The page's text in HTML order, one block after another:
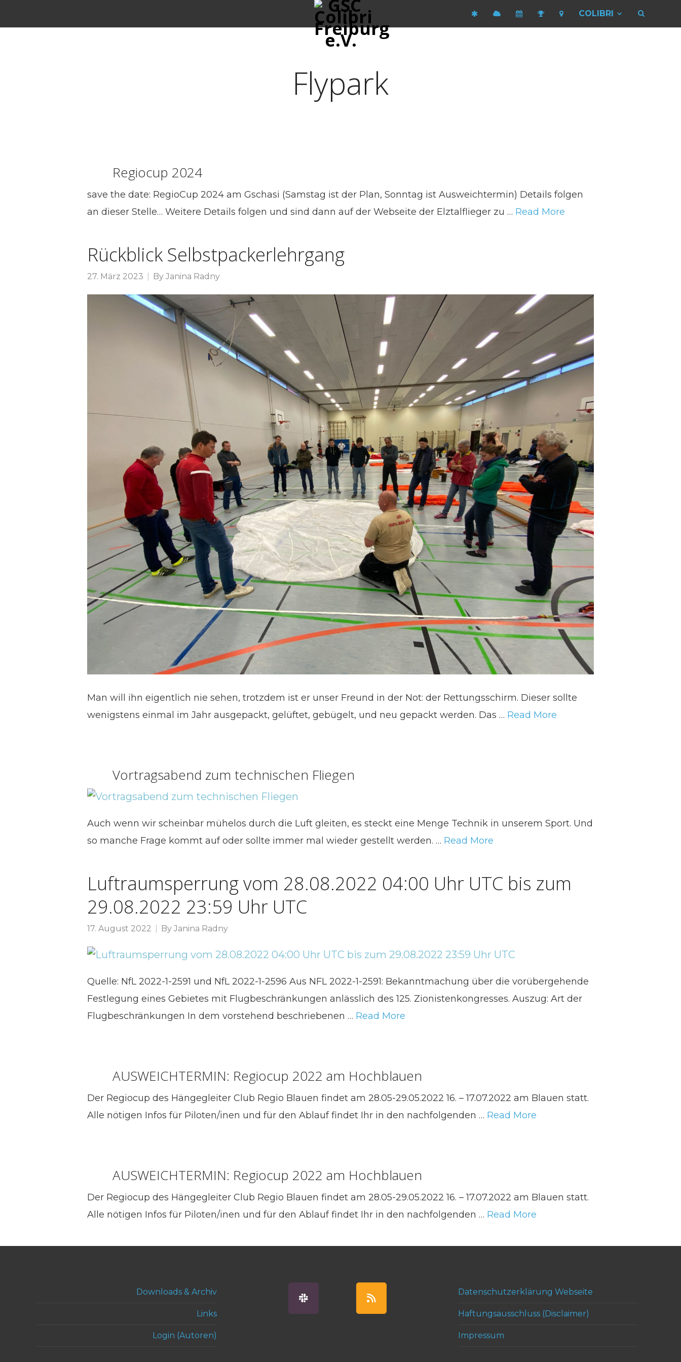
COLIBRI
Flypark
Regiocup 2024
save the date: RegioCup 2024 am Gschasi (Samstag ist der Plan, Sonntag ist Ausweichtermin) Details folgen
an dieser Stelle… Weitere Details folgen und sind dann auf der Webseite der Elztalflieger zu … Read More
Rückblick Selbstpackerlehrgang
27. März 2023 By Janina Radny
Man will ihn eigentlich nie sehen, trotzdem ist er unser Freund in der Not: der Rettungsschirm. Dieser sollte
wenigstens einmal im Jahr ausgepackt, gelüftet, gebügelt, und neu gepackt werden. Das … Read More
Vortragsabend zum technischen Fliegen
Auch wenn wir scheinbar mühelos durch die Luft gleiten, es steckt eine Menge Technik in unserem Sport. Und
so manche Frage kommt auf oder sollte immer mal wieder gestellt werden. … Read More
Luftraumsperrung vom 28.08.2022 04:00 Uhr UTC bis zum
29.08.2022 23:59 Uhr UTC
17. August 2022 By Janina Radny
Quelle: NfL 2022-1-2591 und NfL 2022-1-2596 Aus NFL 2022-1-2591: Bekanntmachung über die vorübergehende
Festlegung eines Gebietes mit Flugbeschränkungen anlässlich des 125. Zionistenkongresses. Auszug: Art der
Flugbeschränkungen In dem vorstehend beschriebenen … Read More
AUSWEICHTERMIN: Regiocup 2022 am Hochblauen
Der Regiocup des Hängegleiter Club Regio Blauen findet am 28.05-29.05.2022 16. – 17.07.2022 am Blauen statt.
Alle nötigen Infos für Piloten/inen und für den Ablauf findet Ihr in den nachfolgenden … Read More
AUSWEICHTERMIN: Regiocup 2022 am Hochblauen
Der Regiocup des Hängegleiter Club Regio Blauen findet am 28.05-29.05.2022 16. – 17.07.2022 am Blauen statt.
Alle nötigen Infos für Piloten/inen und für den Ablauf findet Ihr in den nachfolgenden … Read More
Downloads & Archiv
Links
Login (Autoren)
Datenschutzerklärung Webseite
Haftungsausschluss (Disclaimer)
Impressum